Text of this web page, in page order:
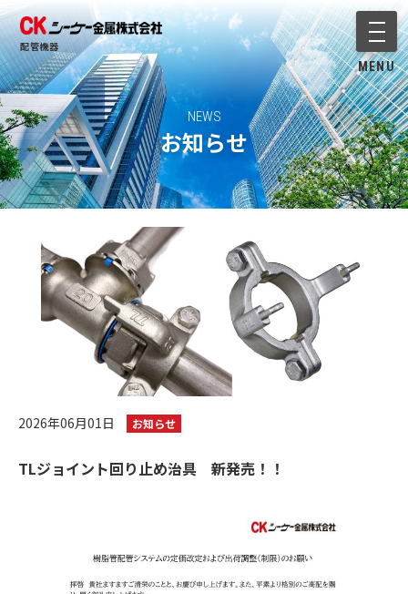
配管機器 メニ
MENU
NEWS
お知らせ
2026年06月01日 お知らせ
TLジョイント回り止め治具 新発売！！